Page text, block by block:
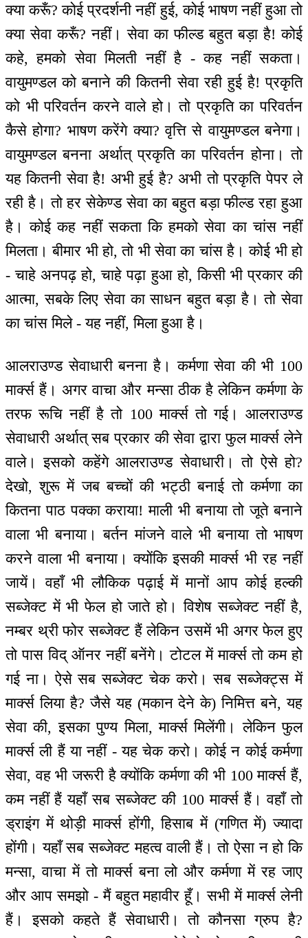
क्या करूँ? कोई प्रदर्शनी नहीं हुई, कोई भाषण नहीं हुआ तो
क्या सेवा करूँ? नहीं। सेवा का फील्ड बहुत बड़ा है! कोई
कहे, हमको सेवा मिलती नहीं है - कह नहीं सकता।
वायुमण्डल को बनाने की कितनी सेवा रही हुई है! प्रकृति
को भी परिवर्तन करने वाले हो। तो प्रकृति का परिवर्तन
कैसे होगा? भाषण करेंगे क्या? वृत्ति से वायुमण्डल बनेगा।
वायुमण्डल बनना अर्थात् प्रकृति का परिवर्तन होना। तो
यह कितनी सेवा है! अभी हुई है? अभी तो प्रकृति पेपर ले
रही है। तो हर सेकेण्ड सेवा का बहुत बड़ा फील्ड रहा हुआ
है। कोई कह नहीं सकता कि हमको सेवा का चांस नहीं
मिलता। बीमार भी हो, तो भी सेवा का चांस है। कोई भी हो
- चाहे अनपढ़ हो, चाहे पढ़ा हुआ हो, किसी भी प्रकार की
आत्मा, सबके लिए सेवा का साधन बहुत बड़ा है। तो सेवा
का चांस मिले - यह नहीं, मिला हुआ है।
आलराउण्ड सेवाधारी बनना है। कर्मणा सेवा की भी 100
मार्क्स हैं। अगर वाचा और मन्सा ठीक है लेकिन कर्मणा के
तरफ रूचि नहीं है तो 100 मार्क्स तो गई। आलराउण्ड
सेवाधारी अर्थात् सब प्रकार की सेवा द्वारा फुल मार्क्स लेने
वाले। इसको कहेंगे आलराउण्ड सेवाधारी। तो ऐसे हो?
देखो, शुरू में जब बच्चों की भट्ठी बनाई तो कर्मणा का
कितना पाठ पक्का कराया! माली भी बनाया तो जूते बनाने
वाला भी बनाया। बर्तन मांजने वाले भी बनाया तो भाषण
करने वाला भी बनाया। क्योंकि इसकी मार्क्स भी रह नहीं
जायें। वहाँ भी लौकिक पढ़ाई में मानों आप कोई हल्की
सब्जेक्ट में भी फेल हो जाते हो। विशेष सब्जेक्ट नहीं है,
नम्बर थ्री फोर सब्जेक्ट हैं लेकिन उसमें भी अगर फेल हुए
तो पास विद् ऑनर नहीं बनेंगे। टोटल में मार्क्स तो कम हो
गई ना। ऐसे सब सब्जेक्ट चेक करो। सब सब्जेक्ट्स में
मार्क्स लिया है? जैसे यह (मकान देने के) निमित्त बने, यह
सेवा की, इसका पुण्य मिला, मार्क्स मिलेंगी। लेकिन फुल
मार्क्स ली हैं या नहीं - यह चेक करो। कोई न कोई कर्मणा
सेवा, वह भी जरूरी है क्योंकि कर्मणा की भी 100 मार्क्स हैं,
कम नहीं हैं यहाँ सब सब्जेक्ट की 100 मार्क्स हैं। वहाँ तो
ड्राइंग में थोड़ी मार्क्स होंगी, हिसाब में (गणित में) ज्यादा
होंगी। यहाँ सब सब्जेक्ट महत्व वाली हैं। तो ऐसा न हो कि
मन्सा, वाचा में तो मार्क्स बना लो और कर्मणा में रह जाए
और आप समझो - मैं बहुत महावीर हूँ। सभी में मार्क्स लेनी
हैं। इसको कहते हैं सेवाधारी। तो कौनसा ग्रुप है?